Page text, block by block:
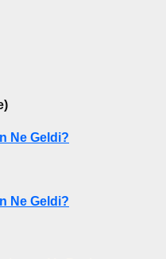
Ne Geldi?
Ne Geldi?